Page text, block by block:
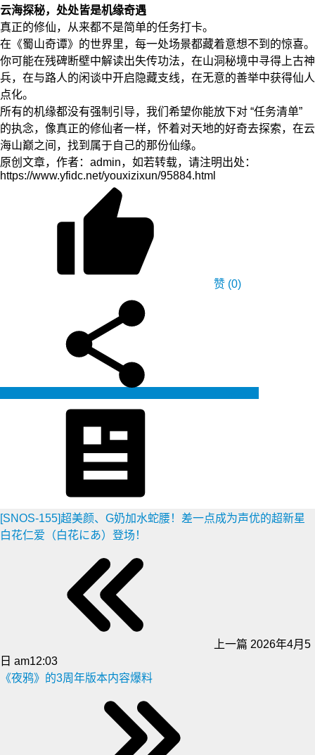
云海探秘，处处皆是机缘奇遇
真正的修仙，从来都不是简单的任务打卡。
在《蜀山奇谭》的世界里，每一处场景都藏着意想不到的惊喜。
你可能在残碑断壁中解读出失传功法，在山洞秘境中寻得上古神
兵，在与路人的闲谈中开启隐藏支线，在无意的善举中获得仙人
点化。
所有的机缘都没有强制引导，我们希望你能放下对 “任务清单”
的执念，像真正的修仙者一样，怀着对天地的好奇去探索，在云
海山巅之间，找到属于自己的那份仙缘。
原创文章，作者：admin，如若转载，请注明出处：
https://www.yfidc.net/youxizixun/95884.html
赞 (0)
[SNOS-155]超美颜、G奶加水蛇腰！差一点成为声优的超新星
白花仁爱（白花にあ）登场！
上一篇 2026年4月5
日 am12:03
《夜鸦》的3周年版本内容爆料